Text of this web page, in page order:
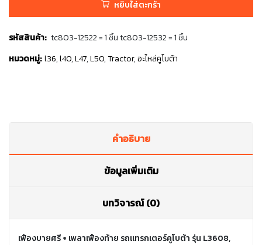
หยิบใส่ตะกร้า
รหัสสินค้า: tc803-12522 = 1 ชิ้น tc803-12532 = 1 ชิ้น
หมวดหมู่: l36,l40,L47,L50,Tractor,อะไหล่คูโบต้า
คำอธิบาย
ข้อมูลเพิ่มเติม
บทวิจารณ์ (0)
เฟืองบายศรี + เพลาเฟืองท้าย รถแทรกเตอร์คูโบต้า รุ่น L3608,